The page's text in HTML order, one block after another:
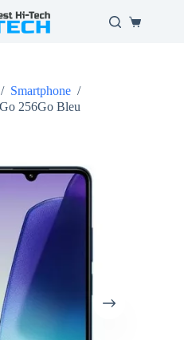
Panier
/ Smartphone /
256Go Bleu